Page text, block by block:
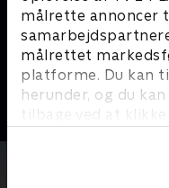
målrette annoncer
målrettet
platforme. Du kan
herunder, og du
tilbage ved at klikke
Linde på Langeland
Livsstil • 5 sæsoner